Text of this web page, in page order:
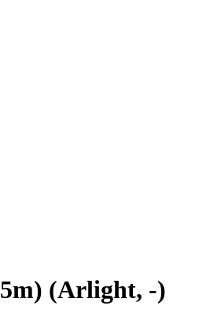
(Arlight, -)